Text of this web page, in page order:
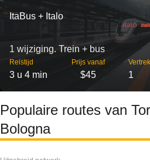
ItaBus + Italo
1 wijziging. Trein + bus
Reistijd
3 u 4 min
Prijs vanaf
$45 1
Populaire routes van
Bologna